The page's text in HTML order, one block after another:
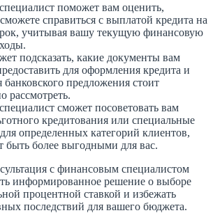
поможет вам оценить,
справиться с выплатой кредита на
учитывая вашу текущую финансовую
подсказать, какие документы вам
для оформления кредита и
банковского предложения стоит
рассмотреть.
сможет посоветовать вам
кредитования или специальные
определенных категорий клиентов,
быть более выгодными для вас.
с финансовым специалистом
информированное решение о выборе
процентной ставкой и избежать
последствий для вашего бюджета.